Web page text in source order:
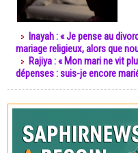
Inayah : « Je pense au
mariage religieux, alors que
Rajiya : « Mon mari ne vit
dépenses : suis-je encore